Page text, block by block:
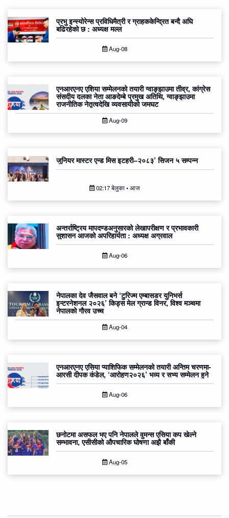
प्रभु इन्स्योरेन्स प्रविधिमैत्री र ग्राहककेन्द्रित बन्दै अघि
बढिरहेको छ : अध्यक्ष मल्ल
Aug-08
एनआरएनए एशिया सम्मेलनको तयारी ग्वाङ्झाउमा तीव्र, कांग्रेस
संसदीय दलका नेता आङदेम्बे प्रमुख अतिथि, ग्वाङ्झाउमा
राजनीतिक नेतृत्वदेखि व्यवसायीको जमघट
Aug-09
जुनियर मास्टर एन्ड मिस इटहरी–२०८३’ सिजन ५ सम्पन्न
02:17 बेलुका • आज
अन्तर्राष्ट्रिय मापदण्डअनुसारको लेखापरीक्षण र प्रभावकारी
सुशासन आजको अपरिहार्यता : अध्यक्ष अग्रवाल
Aug-06
नेपालका देव जैसवाल बने ‘टुरिज्म एम्बासडर युनिभर्स
इन्टरनेशनल २०२६’ किड्स मेल ग्रान्ड विनर, विश्व मञ्चमा
नेपालको गौरव उच्च
Aug-04
एनआरएनए एसिया प्याशिफिक सम्मेलनको तयारी अन्तिम चरणमा-
आरसी दीपक कंडेल, ‘आरोहण२०२६’ भव्य र सभ्य सम्मेलन हुने
Aug-06
छनोटमा असफल भए पनि नेपालले वुमन्स एसिया कप खेल्ने
सम्भावना, एसीसीको औपचारिक घोषणा अझै बाँकी
Aug-05